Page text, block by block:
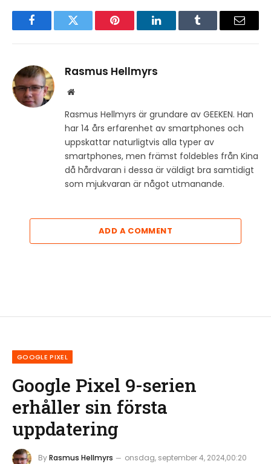
FacebookTwitter Pinterest LinkedInTumblr Email
Rasmus Hellmyrs
Website
Rasmus Hellmyrs är grundare av GEEKEN. Han
har 14 års erfarenhet av smartphones och
uppskattar naturligtvis alla typer av
smartphones, men främst foldebles från Kina
då hårdvaran i dessa är väldigt bra samtidigt
som mjukvaran är något utmanande.
ADD A COMMENT
GOOGLE PIXEL
Google Pixel 9-serien
erhåller sin första
uppdatering
ByRasmus Hellmyrs
onsdag, september 4, 2024,00:20